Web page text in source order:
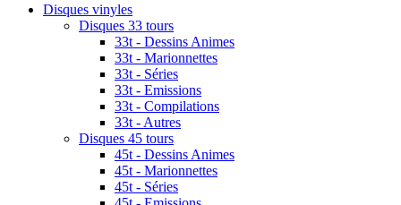
Disques vinyles
Disques 33 tours
33t - Dessins Animes
33t - Marionnettes
33t - Séries
33t - Emissions
33t - Compilations
33t - Autres
Disques 45 tours
45t - Dessins Animes
45t - Marionnettes
45t - Séries